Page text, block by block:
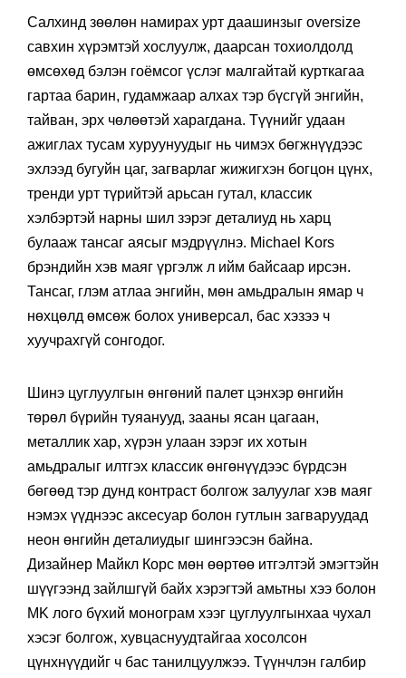
Салхинд зөөлөн намирах урт даашинзыг oversize
савхин хүрэмтэй хослуулж, даарсан тохиолдолд
өмсөхөд бэлэн гоёмсог үслэг малгайтай курткагаа
гартаа барин, гудамжаар алхах тэр бүсгүй энгийн,
тайван, эрх чөлөөтэй харагдана. Түүнийг удаан
ажиглах тусам хуруунуудыг нь чимэх бөгжнүүдээс
эхлээд бугуйн цаг, загварлаг жижигхэн богцон цүнх,
тренди урт түрийтэй арьсан гутал, классик
хэлбэртэй нарны шил зэрэг деталиуд нь харц
булааж тансаг аясыг мэдрүүлнэ. Michael Kors
брэндийн хэв маяг үргэлж л ийм байсаар ирсэн.
Тансаг, глэм атлаа энгийн, мөн амьдралын ямар ч
нөхцөлд өмсөж болох универсал, бас хэзээ ч
хуучрахгүй сонгодог.
Шинэ цуглуулгын өнгөний палет цэнхэр өнгийн
төрөл бүрийн туяанууд, зааны ясан цагаан,
металлик хар, хүрэн улаан зэрэг их хотын
амьдралыг илтгэх классик өнгөнүүдээс бүрдсэн
бөгөөд тэр дунд контраст болгож залуулаг хэв маяг
нэмэх үүднээс аксесуар болон гутлын загваруудад
неон өнгийн деталиудыг шингээсэн байна.
Дизайнер Майкл Корс мөн өөртөө итгэлтэй эмэгтэйн
шүүгээнд зайлшгүй байх хэрэгтэй амьтны хээ болон
MK лого бүхий монограм хээг цуглуулгынхаа чухал
хэсэг болгож, хувцаснуудтайгаа хосолсон
цүнхнүүдийг ч бас танилцуулжээ. Түүнчлэн галбир